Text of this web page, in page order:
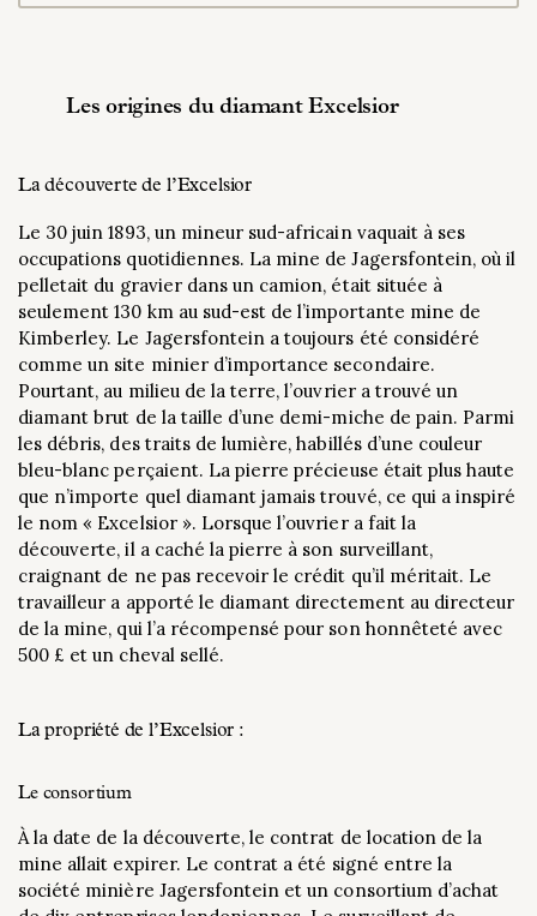
Les origines du diamant Excelsior
La découverte de l’Excelsior
Le 30 juin 1893, un mineur sud-africain vaquait à ses
occupations quotidiennes. La mine de Jagersfontein, où il
pelletait du gravier dans un camion, était située à
seulement 130 km au sud-est de l’importante mine de
Kimberley. Le Jagersfontein a toujours été considéré
comme un site minier d’importance secondaire.
Pourtant, au milieu de la terre, l’ouvrier a trouvé un
diamant brut de la taille d’une demi-miche de pain. Parmi
les débris, des traits de lumière, habillés d’une couleur
bleu-blanc perçaient. La pierre précieuse était plus haute
que n’importe quel diamant jamais trouvé, ce qui a inspiré
le nom « Excelsior ». Lorsque l’ouvrier a fait la
découverte, il a caché la pierre à son surveillant,
craignant de ne pas recevoir le crédit qu’il méritait. Le
travailleur a apporté le diamant directement au directeur
de la mine, qui l’a récompensé pour son honnêteté avec
500 £ et un cheval sellé.
La propriété de l’Excelsior :
Le consortium
À la date de la découverte, le contrat de location de la
mine allait expirer. Le contrat a été signé entre la
société minière Jagersfontein et un consortium d’achat